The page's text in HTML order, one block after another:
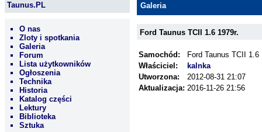
Taunus.PL
O nas
Zloty i spotkania
Galeria
Forum
Lista użytkowników
Ogłoszenia
Technika
Historia
Katalog części
Lektury
Biblioteka
Sztuka
Galeria
Ford Taunus TCII 1.6 1979r.
Samochód:
Ford Taunus TCII 1.6
Właściciel:
kalnka
Utworzona:
2012-08-31 21:07
Aktualizacja: 2016-11-26 21:56